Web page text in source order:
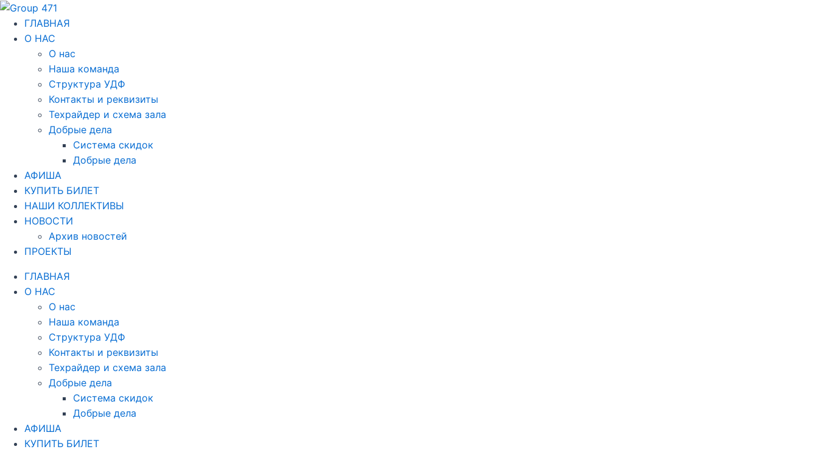
Перейти
содержимому
ГЛАВНАЯ
О НАС
О нас
Наша команда
Структура УДФ
Контакты и реквизиты
Техрайдер и схема зала
Добрые дела
Система скидок
Добрые дела
АФИША
КУПИТЬ БИЛЕТ
НАШИ КОЛЛЕКТИВЫ
НОВОСТИ
Архив новостей
ПРОЕКТЫ
ГЛАВНАЯ
О НАС
О нас
Наша команда
Структура УДФ
Контакты и реквизиты
Техрайдер и схема зала
Добрые дела
Система скидок
Добрые дела
АФИША
КУПИТЬ БИЛЕТ
Навигация
записям